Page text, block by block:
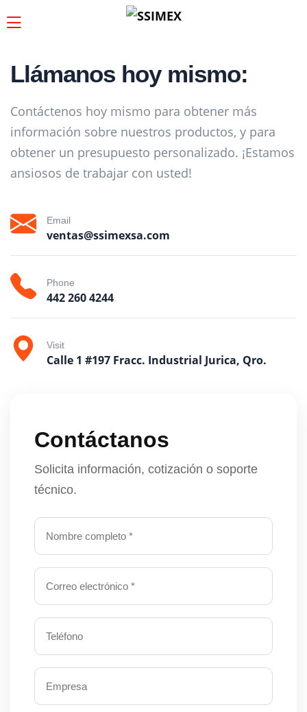
Llámanos hoy mismo:
Contáctenos hoy mismo para obtener más
información sobre nuestros productos, y para
obtener un presupuesto personalizado. ¡Estamos
ansiosos de trabajar con usted!
Email
ventas@ssimexsa.com
Phone
442 260 4244
Visit
Calle 1 #197 Fracc. Industrial Jurica, Qro.
Contáctanos
Solicita información, cotización o soporte
técnico.